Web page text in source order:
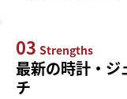
03 Strengths
最新の時計・ジ
チ